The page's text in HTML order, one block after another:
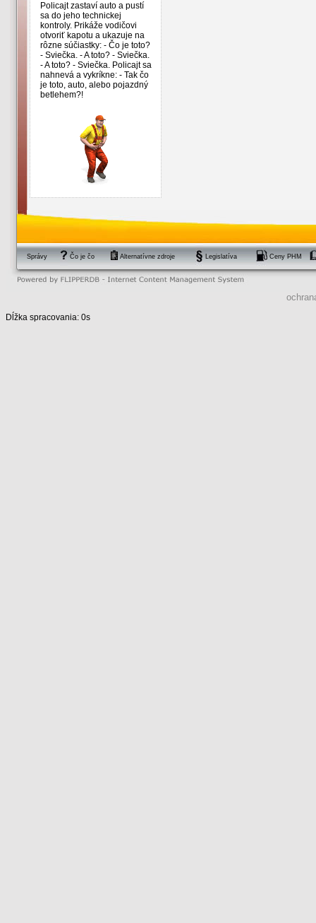
Policajt zastaví auto a pustí
sa do jeho technickej
kontroly. Prikáže vodičovi
otvoriť kapotu a ukazuje na
rôzne súčiastky: - Čo je toto?
- Sviečka. - A toto? - Sviečka.
- A toto? - Sviečka. Policajt sa
nahnevá a vykríkne: - Tak čo
je toto, auto, alebo pojazdný
betlehem?!
Správy Čo je čo Alternatívne zdroje Legislatíva Ceny PHM
Dĺžka spracovania: 0s